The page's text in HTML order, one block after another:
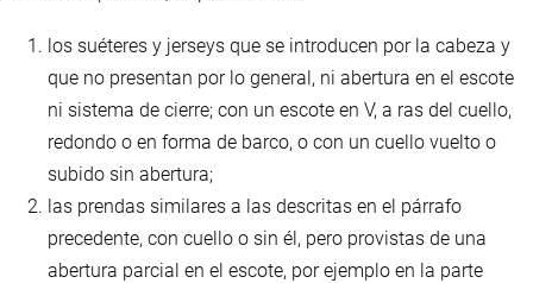
los suéteres y jerseys que se introducen por la cabeza y
que no presentan por lo general, ni abertura en el escote
ni sistema de cierre; con un escote en V, a ras del cuello,
redondo o en forma de barco, o con un cuello vuelto o
subido sin abertura;
las prendas similares a las descritas en el párrafo
precedente, con cuello o sin él, pero provistas de una
abertura parcial en el escote, por ejemplo en la parte